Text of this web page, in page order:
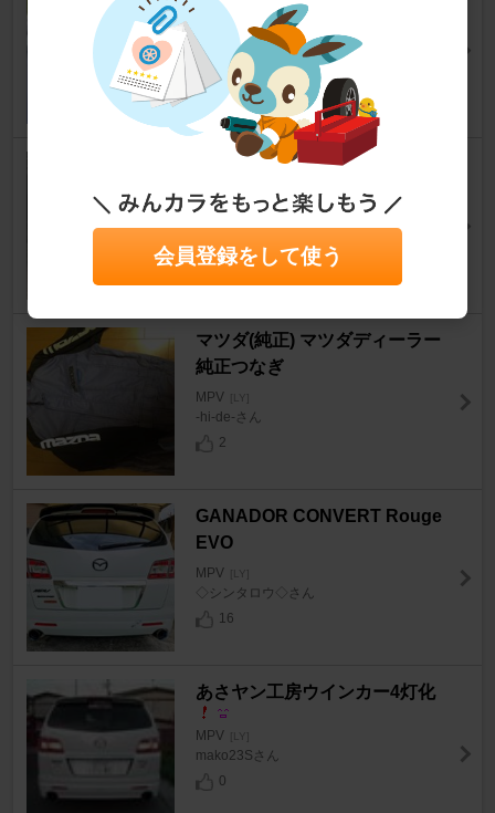
イパー
MPV [LY]
kazu23Tさん
TRIANGLE Effexsport
MPV [LY]
MYUT23Cさん
マツダ(純正) マツダディーラー
純正つなぎ
MPV [LY]
-hi-de-さん
2
GANADOR CONVERT Rouge
EVO
MPV [LY]
◇シンタロウ◇さん
16
あさヤン工房ウインカー4灯化
MPV [LY]
mako23Sさん
0
会員登録をして使う